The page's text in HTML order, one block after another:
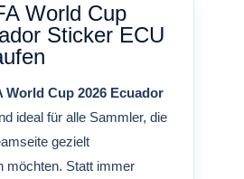
World Cup
Sticker ECU
World Cup 2026 Ecuador
ideal für alle Sammler, die
gezielt
möchten. Statt immer